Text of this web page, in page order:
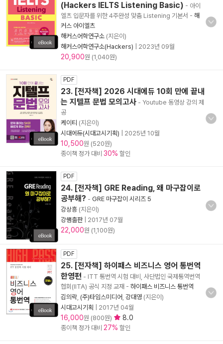
(Hackers IELTS Listening Basic) - 아이
엘츠 입문자를 위한 4주완성 맞춤 Listening 기본서 - 해
커스 아이엘츠
해커스어학연구소 (지은이)
해커스어학연구소(Hackers)
2023년 09월
20,900원 (1,040원)
PDF
23. [전자책] 2026 시대에듀 10회 만에 끝내
는 지텔프 문법 모의고사 - Youtube 동영상 강의 제
공
케이티 (지은이)
시대에듀(시대고시기획)
2025년 10월
10,500원 (520원)
종이책 정가 대비 30% 할인
PDF
24. [전자책] GRE Reading, 왜 마구잡이로
공부해? - GRE 마구잡이 시리즈 5
강상흥 (지은이)
강쌤출판| 2017년 07월
22,000원 (1,100원)
PDF
25. [전자책] 하이패스 비즈니스 영어 통번역
한영편 - ITT 통번역 시험 대비, 사단법인 국제통역번역
협회(IITA) 공식 지정 교재 - 하이패스 비즈니스 통번역
김의락 (주)타임스미디어 강대영 (지은이)
시대고시기획
2017년 04월
16,000원 (800원) 8.0
종이책 정가 대비 27% 할인